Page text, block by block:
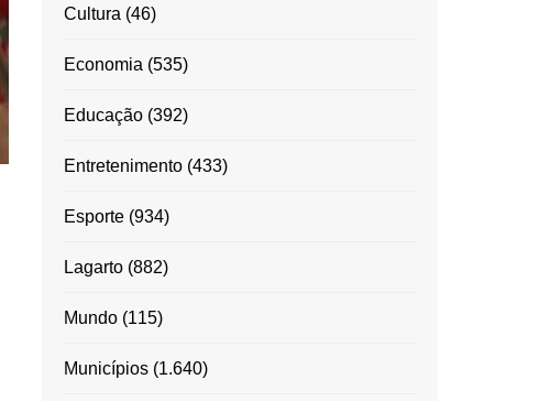
Cultura (46)
Economia (535)
Educação (392)
Entretenimento (433)
Esporte (934)
Lagarto (882)
Mundo (115)
Municípios (1.640)